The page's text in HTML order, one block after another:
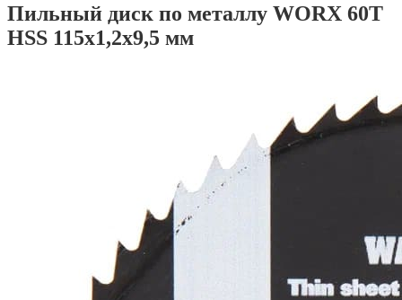
Пильный диск по металлу WORX 60T
HSS 115х1,2х9,5 мм